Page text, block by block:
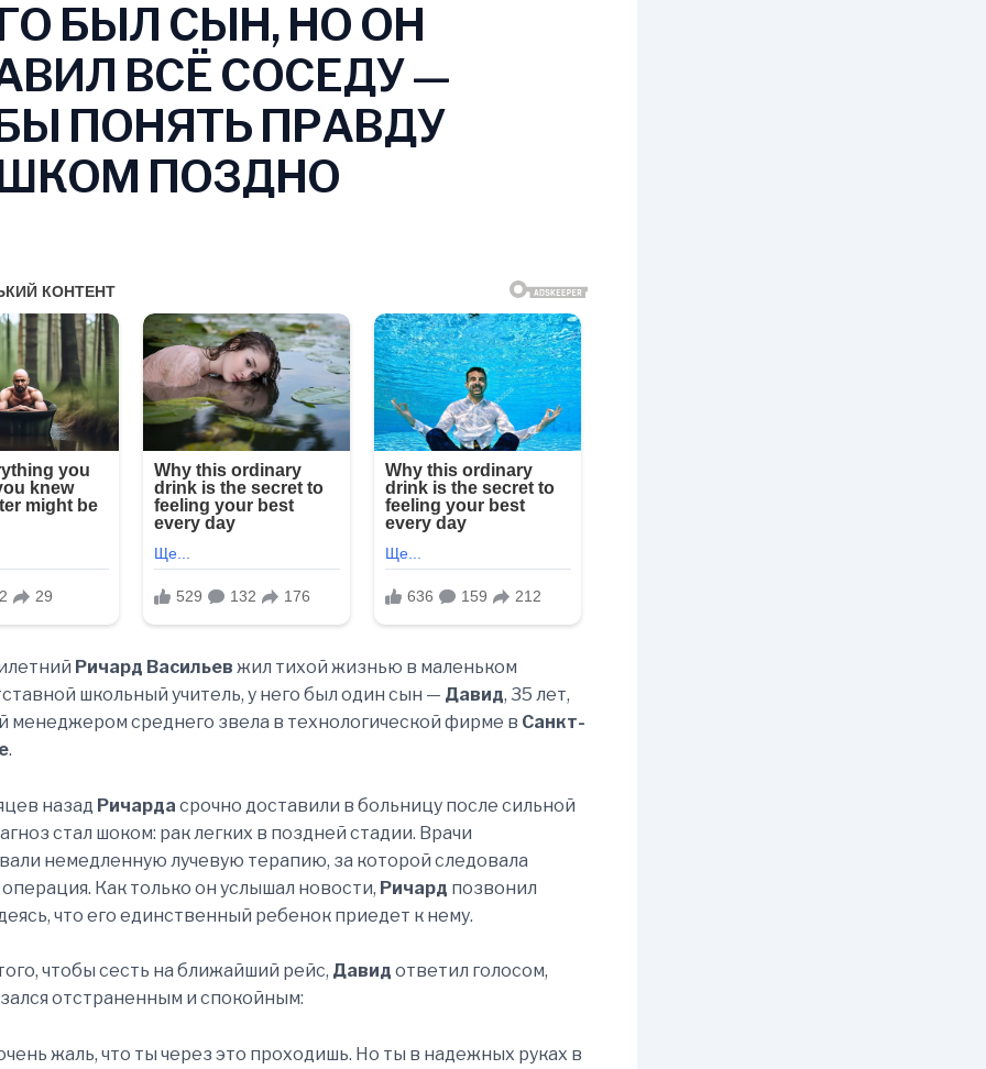
БЫЛ СЫН, НО ОН
ВСЁ СОСЕДУ —
ПОНЯТЬ ПРАВДУ
ПОЗДНО
Ричард Васильев жил тихой жизнью в маленьком
школьный учитель, у него был один сын — Давид, 35 лет,
менеджером среднего звела в технологической фирме в Санкт-
.
назад Ричарда срочно доставили в больницу после сильной
стал шоком: рак легких в поздней стадии. Врачи
немедленную лучевую терапию, за которой следовала
Как только он услышал новости, Ричард позвонил
что его единственный ребенок приедет к нему.
чтобы сесть на ближайший рейс, Давид ответил голосом,
отстраненным и спокойным:
жаль, что ты через это проходишь. Но ты в надежных руках в